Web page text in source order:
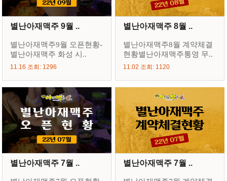
별난아재맥주 9월 ..
별난아재맥주9월 오픈현황-
별난아재맥주 화성 시..
11.16 조회: 1296
별난아재맥주 8월 ..
별난아재맥주8월 계약체결
현황별난아재맥주통영 무..
11.02 조회: 1120
별난아재맥주 7월 .. 별난아재맥주 7월 ..